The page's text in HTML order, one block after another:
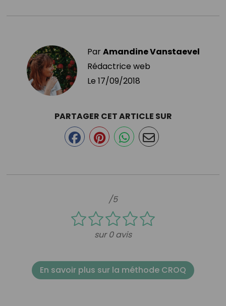
ParAmandine Vanstaevel
Rédactrice web
Le 17/09/2018
/5
sur 0 avis
PARTAGER CET ARTICLE SUR
En savoir plus sur la méthode CROQ